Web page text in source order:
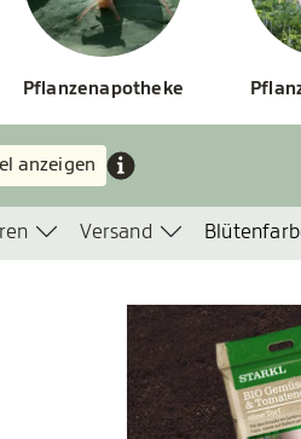
Pflanzenapotheke
anzeigen
Versand